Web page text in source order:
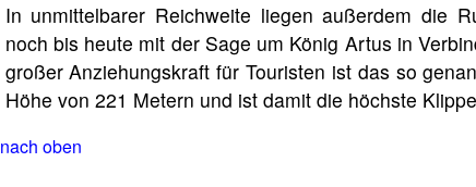
In unmittelbarer Reichweite liegen außerdem die
noch bis heute mit der Sage um König Artus in
großer Anziehungskraft für Touristen ist das so
Höhe von 221 Metern und ist damit die höchste
nach oben